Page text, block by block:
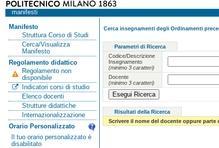
manifesti
Manifesto
Struttura Corso di Studi
Cerca/Visualizza
Manifesto
Regolamento didattico
Regolamento non
disponibile
Indicatori corsi di studio
Elenco docenti
Strutture didattiche
Internazionalizzazione
Orario Personalizzato
Il tuo orario personalizzato è
disabilitato
Cerca insegnamenti degli Ordinamenti
Parametri di Ricerca
Codice/Descrizione
Insegnamento
(minimo 3 caratteri)
Docente
(minimo 3 caratteri)
Risultati della Ricerca
Scrivere il nome del docente oppure